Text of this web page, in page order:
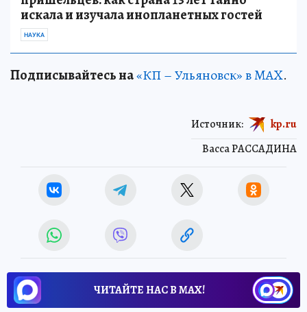
искала и изучала инопланетных гостей
НАУКА
Подписывайтесь на«КП – Ульяновск» в MAX.
Васса РАССАДИНА
Источник: kp.ru
ЧИТАЙТЕ НАС В МАХ!